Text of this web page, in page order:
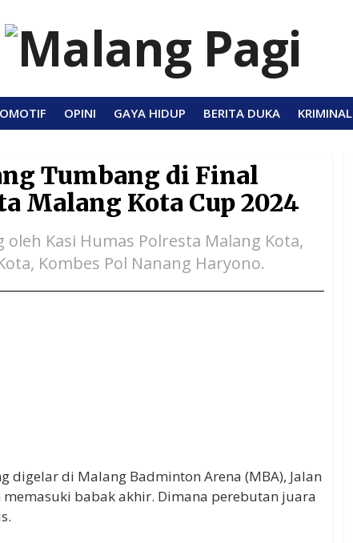
OPINI GAYA HIDUP BERITA DUKA KRIMINAL
Tumbang di Final
Malang Kota Cup 2024
Kasi Humas Polresta Malang Kota,
Kombes Pol Nanang Haryono.
digelar di Malang Badminton Arena (MBA), Jalan
memasuki babak akhir. Dimana perebutan juara